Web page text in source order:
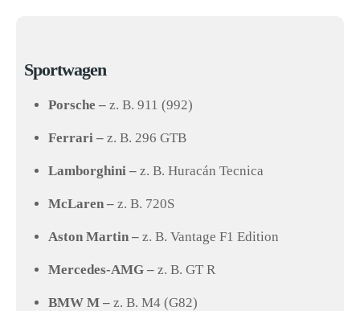
Sportwagen
Porsche – z. B. 911 (992)
Ferrari – z. B. 296 GTB
Lamborghini – z. B. Huracán Tecnica
McLaren – z. B. 720S
Aston Martin – z. B. Vantage F1 Edition
Mercedes-AMG – z. B. GT R
BMW M – z. B. M4 (G82)